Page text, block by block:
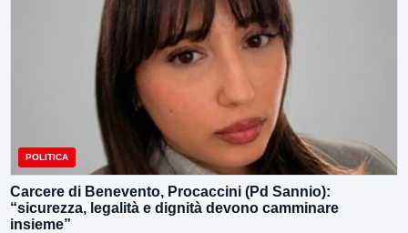
POLITICA
Carcere di Benevento, Procaccini (Pd Sannio):
“sicurezza, legalità e dignità devono camminare
insieme”